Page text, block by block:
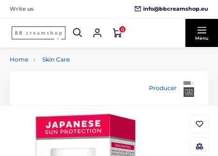
Write us info@bbcreamshop.eu
0
Menu
Home Skin Care
Producer